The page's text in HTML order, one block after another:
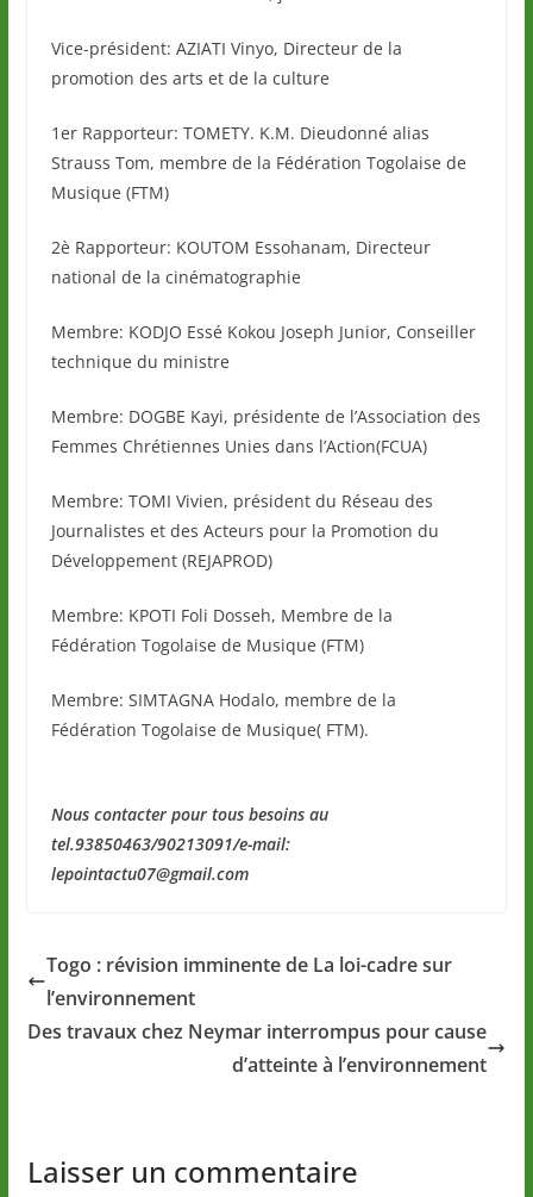
Vice-président: AZIATI Vinyo, Directeur de la
promotion des arts et de la culture
1er Rapporteur: TOMETY. K.M. Dieudonné alias
Strauss Tom, membre de la Fédération Togolaise de
Musique (FTM)
2è Rapporteur: KOUTOM Essohanam, Directeur
national de la cinématographie
Membre: KODJO Essé Kokou Joseph Junior, Conseiller
technique du ministre
Membre: DOGBE Kayi, présidente de l’Association des
Femmes Chrétiennes Unies dans l’Action(FCUA)
Membre: TOMI Vivien, président du Réseau des
Journalistes et des Acteurs pour la Promotion du
Développement (REJAPROD)
Membre: KPOTI Foli Dosseh, Membre de la
Fédération Togolaise de Musique (FTM)
Membre: SIMTAGNA Hodalo, membre de la
Fédération Togolaise de Musique( FTM).
Nous contacter pour tous besoins au
tel.93850463/90213091/e-mail:
lepointactu07@gmail.com
Togo : révision imminente de La loi-cadre sur
l’environnement
Des travaux chez Neymar interrompus pour cause
d’atteinte à l’environnement
Laisser un commentaire